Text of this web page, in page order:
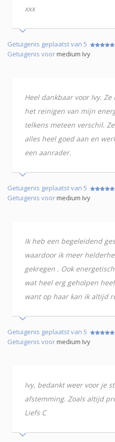
xxx
Getuigenis geplaatst van 5
Getuigenis voormedium Ivy
Heel dankbaar voor Ivy.
het reinigen van mijn
telkens meteen verschil.
alles heel goed aan en
een aanrader.
Getuigenis geplaatst van 5
Getuigenis voormedium Ivy
Ik heb een begeleidend
waardoor ik meer
gekregen . Ook
wat heel erg geholpen
want op haar kan ik altijd
Getuigenis geplaatst van 5
Getuigenis voormedium Ivy
Ivy, bedankt weer voor je
afstemming. Zoals altijd
Liefs C